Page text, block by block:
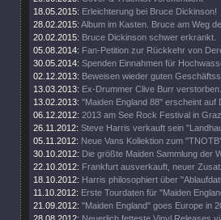
18.05.2015: Erleichterung bei Bruce Dickinson!
28.02.2015: Album im Kasten. Bruce am Weg
20.02.2015: Bruce Dickinson schwer erkrankt.
05.08.2014: Fan-Petition zur Rückkehr von
30.05.2014: Spenden Einnahmen für
02.12.2013: Beweisen wieder guten
13.03.2013: Ex-Drummer Clive Burr verstorben.
13.02.2013: "Maiden England 88" erscheint auf
06.12.2012: 2013 am See Rock Festival in Graz
26.11.2012: Steve Harris verkauft sein
05.11.2012: Neue Vans Kollektion zum
30.10.2012: Die größte Maiden Sammlung der
22.10.2012: Frankfurt ausverkauft, neuer
18.10.2012: Harris philosophiert über
11.10.2012: Erste Tourdaten für "Maiden
21.09.2012: "Maiden England" goes Europe in